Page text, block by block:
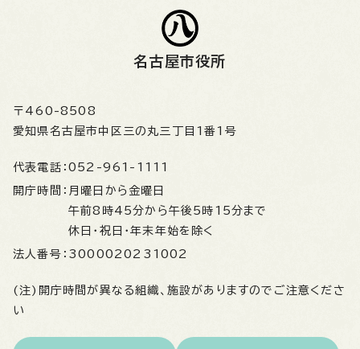
名古屋市役所
〒460-8508
愛知県名古屋市中区三の丸三丁目1番1号
代表電話： 052-961-1111
開庁時間： 月曜日から金曜日
午前8時45分から午後5時15分まで
休日・祝日・年末年始を除く
法人番号： 3000020231002
(注)開庁時間が異なる組織、施設がありますのでご注意くださ
い